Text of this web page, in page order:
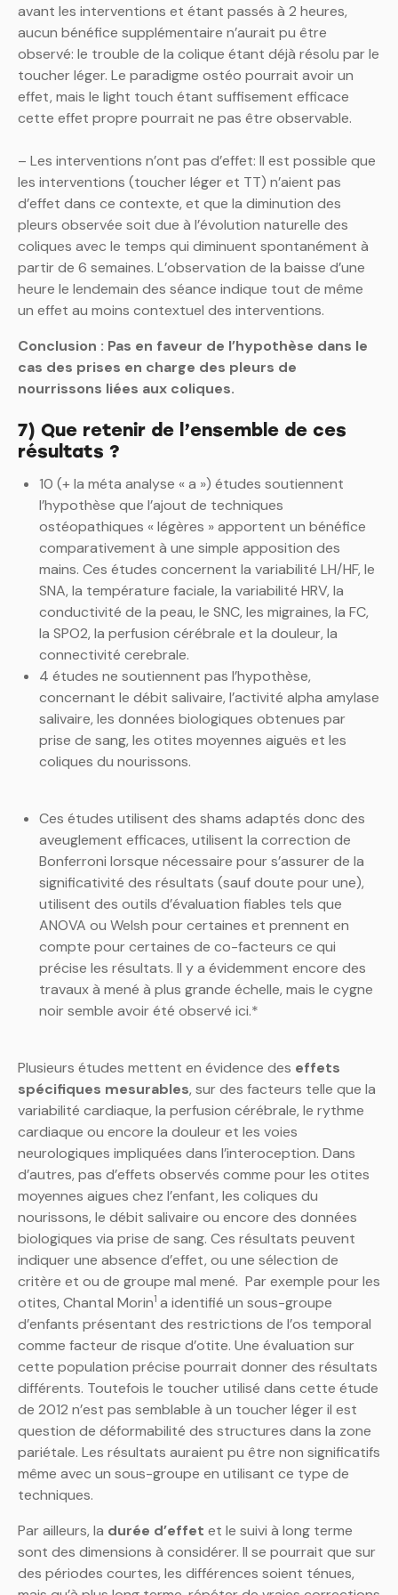
avant les interventions et étant passés à 2 heures,
aucun bénéfice supplémentaire n’aurait pu être
observé: le trouble de la colique étant déjà résolu par le
toucher léger. Le paradigme ostéo pourrait avoir un
effet, mais le light touch étant suffisement efficace
cette effet propre pourrait ne pas être observable.
– Les interventions n’ont pas d’effet: Il est possible que
les interventions (toucher léger et TT) n’aient pas
d’effet dans ce contexte, et que la diminution des
pleurs observée soit due à l’évolution naturelle des
coliques avec le temps qui diminuent spontanément à
partir de 6 semaines. L’observation de la baisse d’une
heure le lendemain des séance indique tout de même
un effet au moins contextuel des interventions.
Conclusion : Pas en faveur de l’hypothèse dans le
cas des prises en charge des pleurs de
nourrissons liées aux coliques.
7) Que retenir de l’ensemble de ces
résultats ?
10 (+ la méta analyse « a ») études soutiennent
l’hypothèse que l’ajout de techniques
ostéopathiques « légères » apportent un bénéfice
comparativement à une simple apposition des
mains. Ces études concernent la variabilité LH/HF, le
SNA, la température faciale, la variabilité HRV, la
conductivité de la peau, le SNC, les migraines, la FC,
la SPO2, la perfusion cérébrale et la douleur, la
connectivité cerebrale.
4 études ne soutiennent pas l’hypothèse,
concernant le débit salivaire, l’activité alpha amylase
salivaire, les données biologiques obtenues par
prise de sang, les otites moyennes aiguës et les
coliques du nourissons.
Ces études utilisent des shams adaptés donc des
aveuglement efficaces, utilisent la correction de
Bonferroni lorsque nécessaire pour s’assurer de la
significativité des résultats (sauf doute pour une),
utilisent des outils d’évaluation fiables tels que
ANOVA ou Welsh pour certaines et prennent en
compte pour certaines de co-facteurs ce qui
précise les résultats. Il y a évidemment encore des
travaux à mené à plus grande échelle, mais le cygne
noir semble avoir été observé ici.*
Plusieurs études mettent en évidence des effets
spécifiques mesurables, sur des facteurs telle que la
variabilité cardiaque, la perfusion cérébrale, le rythme
cardiaque ou encore la douleur et les voies
neurologiques impliquées dans l’interoception. Dans
d’autres, pas d’effets observés comme pour les otites
moyennes aigues chez l’enfant, les coliques du
nourissons, le débit salivaire ou encore des données
biologiques via prise de sang. Ces résultats peuvent
indiquer une absence d’effet, ou une sélection de
critère et ou de groupe mal mené. Par exemple pour les
otites, Chantal Morin1 a identifié un sous-groupe
d’enfants présentant des restrictions de l’os temporal
comme facteur de risque d’otite. Une évaluation sur
cette population précise pourrait donner des résultats
différents. Toutefois le toucher utilisé dans cette étude
de 2012 n’est pas semblable à un toucher léger il est
question de déformabilité des structures dans la zone
pariétale. Les résultats auraient pu être non significatifs
même avec un sous-groupe en utilisant ce type de
techniques.
Par ailleurs, la durée d’effet et le suivi à long terme
sont des dimensions à considérer. Il se pourrait que sur
des périodes courtes, les différences soient ténues,